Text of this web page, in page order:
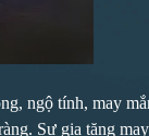
ngộ tính, may
Sự gia tăng